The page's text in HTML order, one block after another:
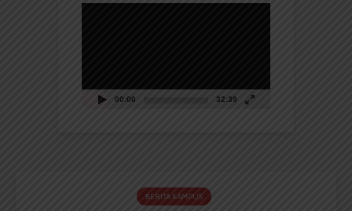
00:00 32:39
BERITA KAMPUS